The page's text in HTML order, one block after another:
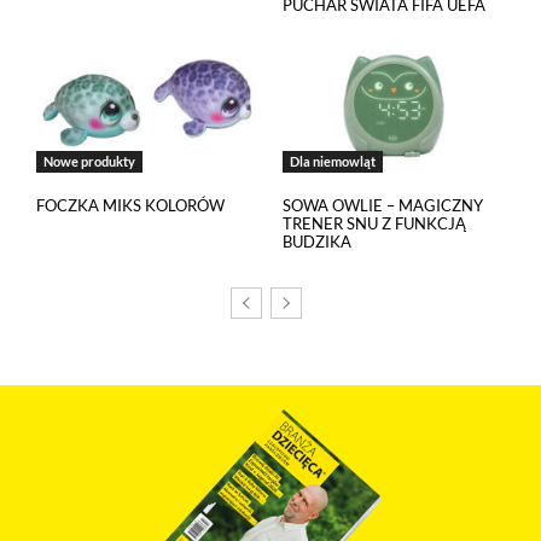
PUCHAR ŚWIATA FIFA UEFA
Nowe produkty
FOCZKA MIKS KOLORÓW
Dla niemowląt
SOWA OWLIE – MAGICZNY
TRENER SNU Z FUNKCJĄ
BUDZIKA
z klientami. Salesflare używa plików cookies, aby
automatycznie gromadzić informacje na temat Twojej
interakcji z naszą stroną oraz z naszym zespołem sprzedaży.
Dane te pomagają nam lepiej rozumieć naszych klientów
i dostosowywać nasze działania do Twoich potrzeb. Jeżeli
sobie tego nie życzysz, możesz wyłączyć pliki cookies
Na tej stronie osadzane są multimedia z serwisów YouTube
i Vimeo. Odtwarzacze tych serwisów wykorzystują
do informacji gromadzonych w plikach cookies. Możesz
wyłączyć pliki cookies związane z odtwarzaczami, ale wtedy
nie będziesz w stanie obejrzeć treści osadzonych w formie